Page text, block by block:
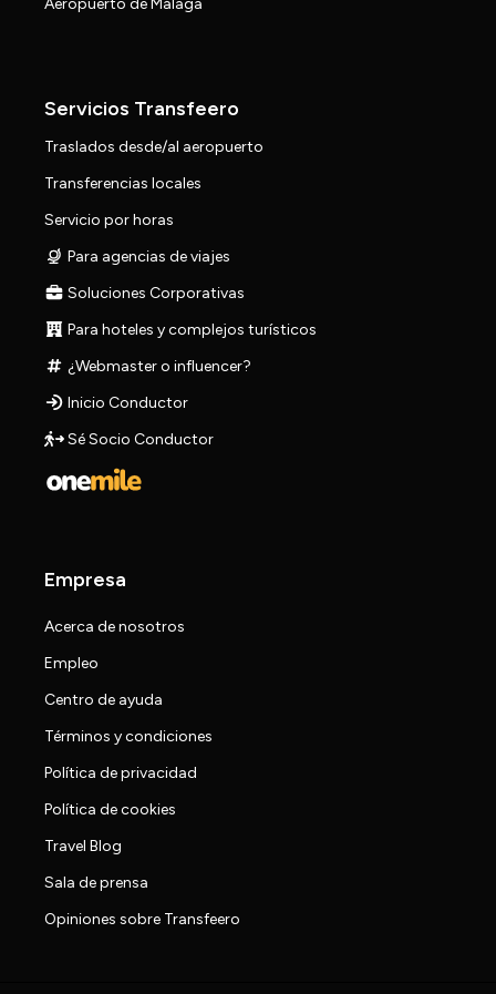
Aeropuerto de Málaga
Servicios Transfeero
Traslados desde/al aeropuerto
Transferencias locales
Servicio por horas
Para agencias de viajes
Soluciones Corporativas
Para hoteles y complejos turísticos
¿Webmaster o influencer?
Inicio Conductor
Sé Socio Conductor
Empresa
Acerca de nosotros
Empleo
Centro de ayuda
Términos y condiciones
Política de privacidad
Política de cookies
Travel Blog
Sala de prensa
Opiniones sobre Transfeero